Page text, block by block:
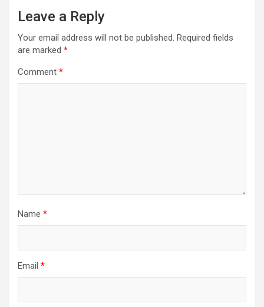
Leave a Reply
Your email address will not be published. Required fields
are marked *
Comment *
Name *
Email *